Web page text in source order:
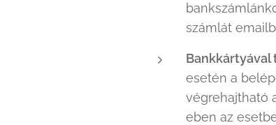
számlát
Bankkártyával
esetén a
végrehajtható
eben az